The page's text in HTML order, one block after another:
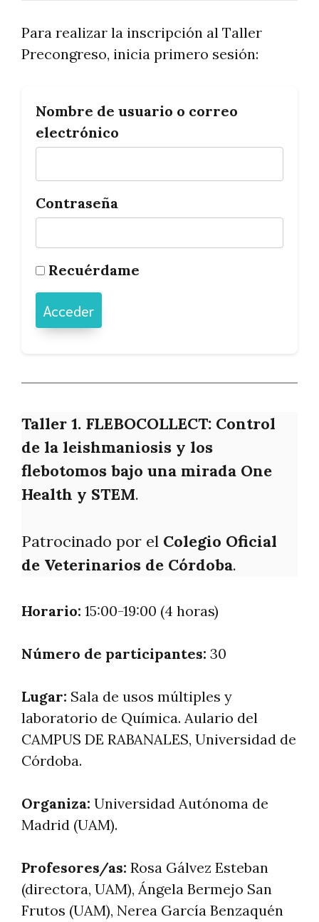
Para realizar la inscripción al Taller
Precongreso, inicia primero sesión:
Nombre de usuario o correo
electrónico
Contraseña
Recuérdame
Taller 1. FLEBOCOLLECT: Control
de la leishmaniosis y los
flebotomos bajo una mirada One
Health y STEM.
Patrocinado por el Colegio Oficial
de Veterinarios de Córdoba.
Horario: 15:00-19:00 (4 horas)
Número de participantes: 30
Lugar: Sala de usos múltiples y
laboratorio de Química. Aulario del
CAMPUS DE RABANALES, Universidad de
Córdoba.
Organiza: Universidad Autónoma de
Madrid (UAM).
Profesores/as: Rosa Gálvez Esteban
(directora, UAM), Ángela Bermejo San
Frutos (UAM), Nerea García Benzaquén